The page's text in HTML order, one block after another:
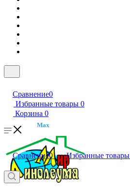
Сравнение0
Избранные товары 0
Корзина 0
Max
Сравнение0 Избранные товары